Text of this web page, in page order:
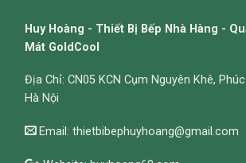
Huy Hoàng - Thiết Bị Bếp Nhà Hàng -
Mát GoldCool
Địa Chỉ: CN05 KCN Cụm Nguyên Khê,
Hà Nội
Email: thietbibephuyhoang@gmail.com